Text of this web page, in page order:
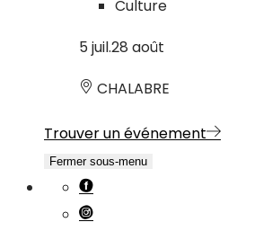
Culture
5 juil.28 août
CHALABRE
Trouver un événement
Fermer sous-menu